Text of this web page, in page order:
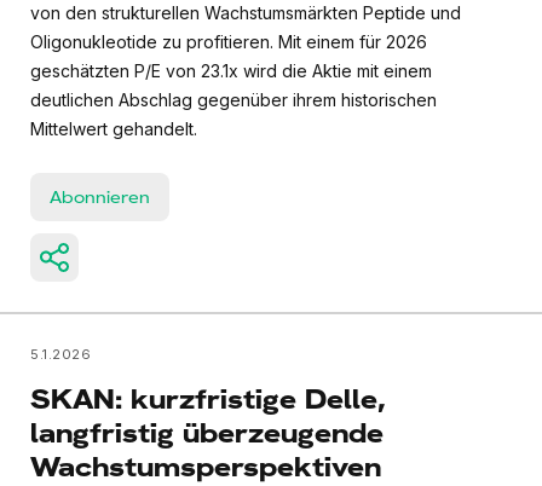
von den strukturellen Wachstumsmärkten Peptide und
Oligonukleotide zu profitieren. Mit einem für 2026
geschätzten P/E von 23.1x wird die Aktie mit einem
deutlichen Abschlag gegenüber ihrem historischen
Mittelwert gehandelt.
Abonnieren
5.1.2026
SKAN: kurzfristige Delle,
langfristig überzeugende
Wachstumsperspektiven